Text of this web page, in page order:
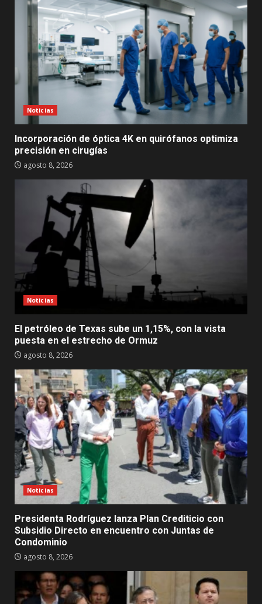
Noticias
Incorporación de óptica 4K en quirófanos optimiza
precisión en cirugías
agosto 8, 2026
Noticias
El petróleo de Texas sube un 1,15%, con la vista
puesta en el estrecho de Ormuz
agosto 8, 2026
Noticias
Presidenta Rodríguez lanza Plan Crediticio con
Subsidio Directo en encuentro con Juntas de
Condominio
agosto 8, 2026